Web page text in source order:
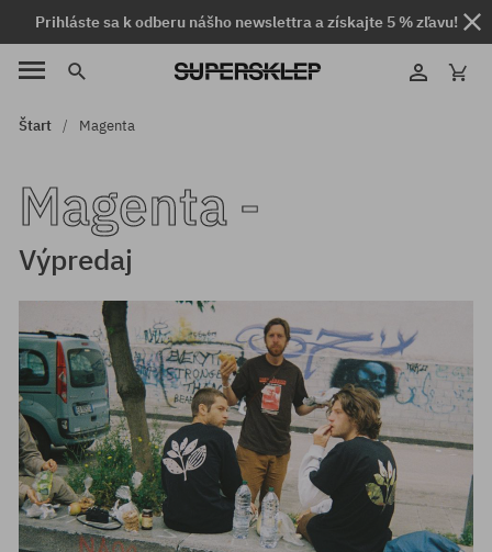
Prihláste sa k odberu nášho newslettra a získajte 5 % zľavu!
Štart Magenta
Magenta -
Výpredaj